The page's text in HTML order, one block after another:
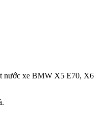
nước xe BMW X5 E70, X6